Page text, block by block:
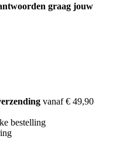
graag jouw
vanaf € 49,90
bestelling